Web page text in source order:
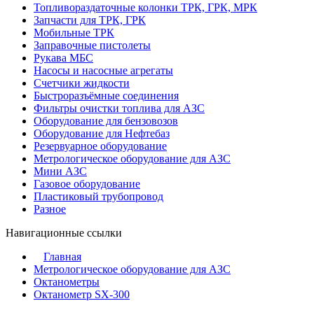
Топливораздаточные колонки ТРК, ГРК, МРК
Запчасти для ТРК, ГРК
Мобильные ТРК
Заправочные пистолеты
Рукава МБС
Насосы и насосные агрегаты
Счетчики жидкости
Быстроразъёмные соединения
Фильтры очистки топлива для АЗС
Оборудование для бензовозов
Оборудование для Нефтебаз
Резервуарное оборудование
Метрологическое оборудование для АЗС
Мини АЗС
Газовое оборудование
Пластиковый трубопровод
Разное
Навигационные ссылки
Главная
Метрологическое оборудование для АЗС
Октанометры
Октанометр SX-300